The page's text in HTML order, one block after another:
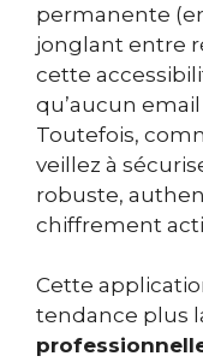
permanente
jonglant entre
cette
qu’aucun
Toutefois,
veillez à
robuste,
chiffrement
Cette
tendance plus